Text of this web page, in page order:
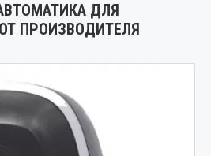
АВТОМАТИКА ДЛЯ
ПРОИЗВОДИТЕЛЯ